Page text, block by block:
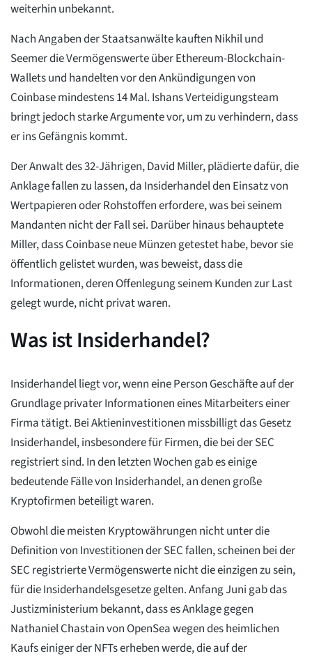
weiterhin unbekannt.
Nach Angaben der Staatsanwälte kauften Nikhil und
Seemer die Vermögenswerte über Ethereum-Blockchain-
Wallets und handelten vor den Ankündigungen von
Coinbase mindestens 14 Mal. Ishans Verteidigungsteam
bringt jedoch starke Argumente vor, um zu verhindern, dass
er ins Gefängnis kommt.
Der Anwalt des 32-Jährigen, David Miller, plädierte dafür, die
Anklage fallen zu lassen, da Insiderhandel den Einsatz von
Wertpapieren oder Rohstoffen erfordere, was bei seinem
Mandanten nicht der Fall sei. Darüber hinaus behauptete
Miller, dass Coinbase neue Münzen getestet habe, bevor sie
öffentlich gelistet wurden, was beweist, dass die
Informationen, deren Offenlegung seinem Kunden zur Last
gelegt wurde, nicht privat waren.
Was ist Insiderhandel?
Insiderhandel liegt vor, wenn eine Person Geschäfte auf der
Grundlage privater Informationen eines Mitarbeiters einer
Firma tätigt. Bei Aktieninvestitionen missbilligt das Gesetz
Insiderhandel, insbesondere für Firmen, die bei der SEC
registriert sind. In den letzten Wochen gab es einige
bedeutende Fälle von Insiderhandel, an denen große
Kryptofirmen beteiligt waren.
Obwohl die meisten Kryptowährungen nicht unter die
Definition von Investitionen der SEC fallen, scheinen bei der
SEC registrierte Vermögenswerte nicht die einzigen zu sein,
für die Insiderhandelsgesetze gelten. Anfang Juni gab das
Justizministerium bekannt, dass es Anklage gegen
Nathaniel Chastain von OpenSea wegen des heimlichen
Kaufs einiger der NFTs erheben werde, die auf der